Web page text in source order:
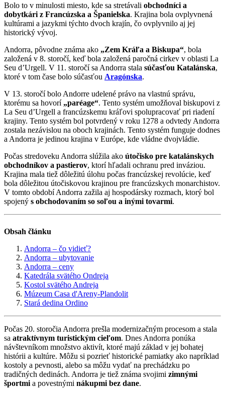
Bolo to v minulosti miesto, kde sa stretávali obchodníci a
dobytkári z Francúzska a Španielska. Krajina bola ovplyvnená
kultúrami a jazykmi týchto dvoch krajín, čo ovplyvnilo aj jej
historický vývoj.
Andorra, pôvodne známa ako „Zem Kráľa a Biskupa“, bola
založená v 8. storočí, keď bola založená paročná cirkev v oblasti La
Seu d’Urgell. V 11. storočí sa Andorra stala súčasťou Katalánska,
ktoré v tom čase bolo súčasťou Aragónska.
V 13. storočí bolo Andorre udelené právo na vlastnú správu,
ktorému sa hovorí „paréage“. Tento systém umožňoval biskupovi z
La Seu d’Urgell a francúzskemu kráľovi spolupracovať pri riadení
krajiny. Tento systém bol potvrdený v roku 1278 a odvtedy Andorra
zostala nezávislou na oboch krajinách. Tento systém funguje dodnes
a Andorra je jedinou krajina v Európe, kde vládne dvojvládie.
Počas stredoveku Andorra slúžila ako útočisko pre katalánskych
obchodníkov a pastierov, ktorí hľadali ochranu pred inváziou.
Krajina mala tiež dôležitú úlohu počas francúzskej revolúcie, keď
bola dôležitou útočiskovou krajinou pre francúzskych monarchistov.
V tomto období Andorra zažila aj hospodársky rozmach, ktorý bol
spojený s obchodovaním so soľou a inými tovarmi.
Obsah článku
Andorra – čo vidieť?
Andorra – ubytovanie
Andorra – ceny
Katedrála svätého Ondreja
Kostol svätého Andreja
Múzeum Casa d'Areny-Plandolit
Stará dedina Ordino
Počas 20. storočia Andorra prešla modernizačným procesom a stala
sa atraktívnym turistickým cieľom. Dnes Andorra ponúka
návštevníkom množstvo aktivít, ktoré majú základ v jej bohatej
histórii a kultúre. Môžu si pozrieť historické pamiatky ako napríklad
kostoly a pevnosti, alebo sa môžu vydať na prechádzku po
tradičných dedinách. Andorra je tiež známa svojimi zimnými
športmi a povestnými nákupmi bez dane.